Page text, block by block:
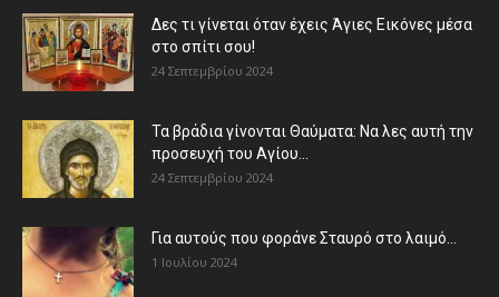
Δες τι γίνεται όταν έχεις Άγιες Εικόνες μέσα
στο σπίτι σου!
24 Σεπτεμβρίου 2024
Τα βράδια γίνονται Θαύματα: Να λες αυτή την
προσευχή του Αγίου...
24 Σεπτεμβρίου 2024
Για αυτούς που φοράνε Σταυρό στο λαιμό…
1 Ιουλίου 2024